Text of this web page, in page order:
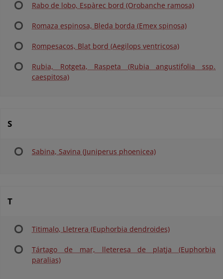
Rabo de lobo, Espàrec bord (Orobanche ramosa)
Romaza espinosa, Bleda borda (Emex spinosa)
Rompesacos, Blat bord (Aegilops ventricosa)
Rubia, Rotgeta, Raspeta (Rubia angustifolia ssp.
caespitosa)
S
Sabina, Savina (Juniperus phoenicea)
T
Titimalo, Lletrera (Euphorbia dendroides)
Tártago de mar, lleteresa de platja (Euphorbia
paralias)